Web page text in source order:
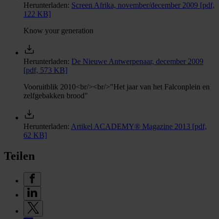
Herunterladen: Screen Afrika, november/december 2009 [pdf,
122 KB]
Know your generation
Herunterladen: De Nieuwe Antwerpenaar, december 2009
[pdf, 573 KB]
Vooruitblik 2010<br/><br/>"Het jaar van het Falconplein en
zelfgebakken brood"
Herunterladen: Artikel ACADEMY® Magazine 2013 [pdf,
62 KB]
Teilen